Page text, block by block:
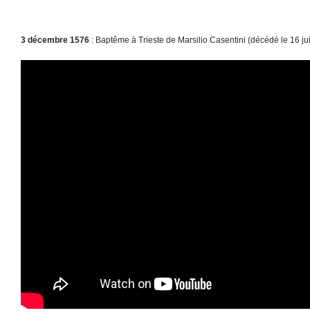
3 décembre 1576 : Baptême à Trieste de Marsilio Casentini (décédé le 16